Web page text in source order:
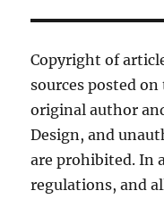
Copyright of
sources posted
original author
Design, and
are prohibited. In
regulations, and